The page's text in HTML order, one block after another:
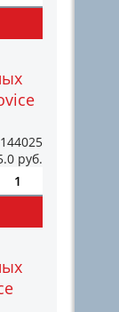
144025
руб.